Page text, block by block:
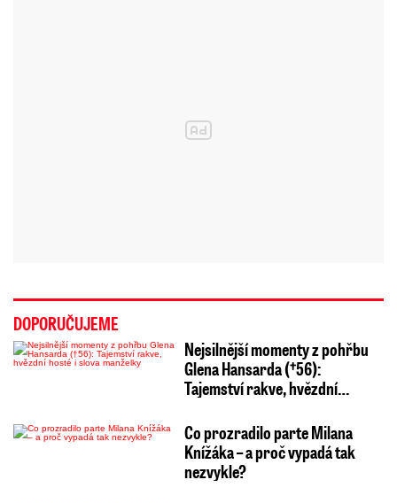
DOPORUČUJEME
Nejsilnější momenty z pohřbu
Glena Hansarda (†56):
Tajemství rakve, hvězdní…
Co prozradilo parte Milana
Knížáka – a proč vypadá tak
nezvykle?